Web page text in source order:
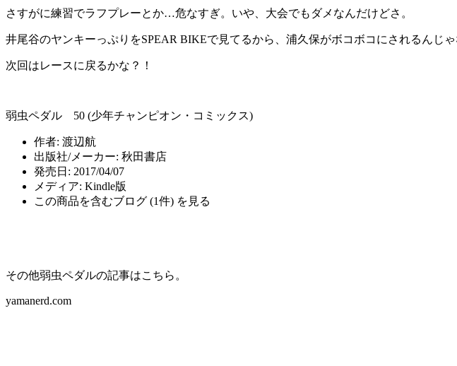
さすがに練習でラフプレーとか…危なすぎ。いや、大会でもダメなんだけどさ。
井尾谷のヤンキーっぷりをSPEAR BIKEで見てるから、浦久保がボコボコにされるんじ
次回はレースに戻るかな？！
弱虫ペダル 50 (少年チャンピオン・コミックス)
作者: 渡辺航
出版社/メーカー: 秋田書店
発売日: 2017/04/07
メディア: Kindle版
この商品を含むブログ (1件) を見る
その他弱虫ペダルの記事はこちら。
yamanerd.com